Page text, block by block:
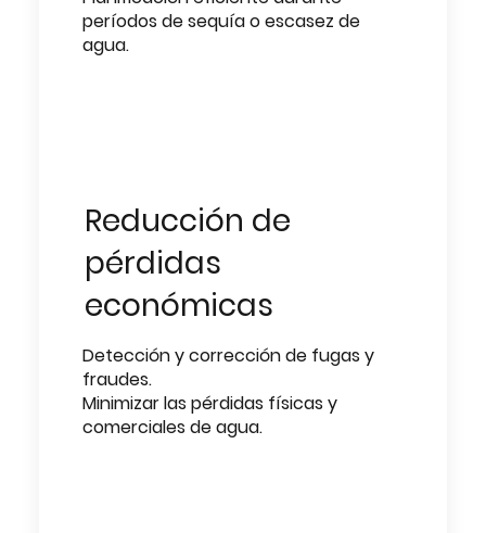
períodos de sequía o escasez de
agua.
Reducción de
pérdidas
económicas
Detección y corrección de fugas y
fraudes.
Minimizar las pérdidas físicas y
comerciales de agua.